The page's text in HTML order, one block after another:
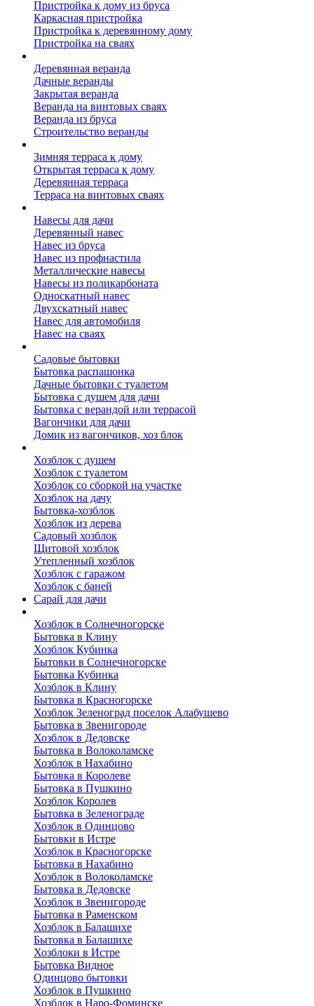
Пристройка к дому из бруса
Каркасная пристройка
Пристройка к деревянному дому
Пристройка на сваях
Деревянная веранда
Дачные веранды
Закрытая веранда
Веранда на винтовых сваях
Веранда из бруса
Строительство веранды
Зимняя терраса к дому
Открытая терраса к дому
Деревянная терраса
Терраса на винтовых сваях
Навесы для дачи
Деревянный навес
Навес из бруса
Навес из профнастила
Металлические навесы
Навесы из поликарбоната
Односкатный навес
Двухскатный навес
Навес для автомобиля
Навес на сваях
Садовые бытовки
Бытовка распашонка
Дачные бытовки с туалетом
Бытовка с душем для дачи
Бытовка с верандой или террасой
Вагончики для дачи
Домик из вагончиков, хоз блок
Хозблок с душем
Хозблок с туалетом
Хозблок со сборкой на участке
Хозблок на дачу
Бытовка-хозблок
Хозблок из дерева
Садовый хозблок
Щитовой хозблок
Утепленный хозблок
Хозблок с гаражом
Хозблок с баней
Сарай для дачи
Хозблок в Солнечногорске
Бытовка в Клину
Хозблок Кубинка
Бытовки в Солнечногорске
Бытовка Кубинка
Хозблок в Клину
Бытовка в Красногорске
Хозблок Зеленоград поселок Алабушево
Бытовка в Звенигороде
Хозблок в Дедовске
Бытовка в Волоколамске
Хозблок в Нахабино
Бытовка в Королеве
Бытовкa в Пушкино
Хозблок Королев
Бытовка в Зеленограде
Хозблок в Одинцово
Бытовки в Истре
Хозблок в Красногорске
Бытовка в Нахабино
Хозблок в Волоколамске
Бытовкa в Дедовске
Хозблок в Звенигороде
Бытовка в Раменском
Хозблок в Балашихе
Бытовкa в Балашихе
Хозблоки в Истре
Бытовка Видное
Одинцово бытовки
Хозблок в Пушкино
Хозблок в Наро-Фоминске